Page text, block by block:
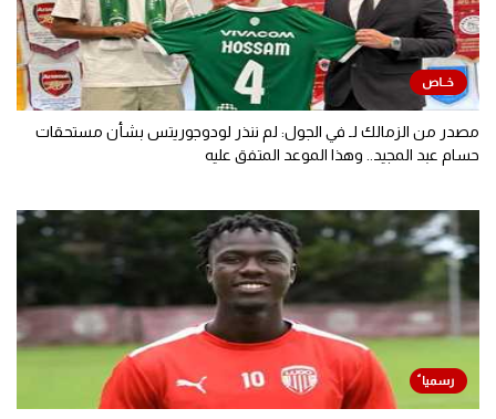
مصدر من الزمالك لـ في الجول: لم ننذر لودوجوريتس بشأن مستحقات
حسام عبد المجيد.. وهذا الموعد المتفق عليه